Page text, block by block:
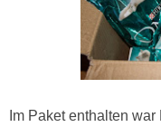
Im Paket enthalten